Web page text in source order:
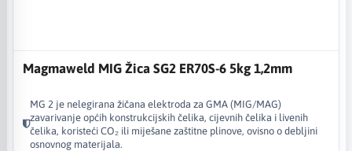
Magmaweld MIG Žica SG2 ER70S-6 5kg 1,2mm
MG 2 je nelegirana žičana elektroda za GMA (MIG/MAG)
zavarivanje općih konstrukcijskih čelika, cijevnih čelika i livenih
čelika, koristeći CO₂ ili miješane zaštitne plinove, ovisno o debljini
osnovnog materijala.